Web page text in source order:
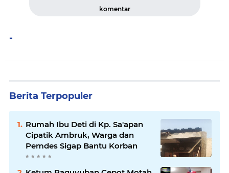
komentar
-
Berita Terpopuler
Rumah Ibu Deti di Kp. Sa'apan
Cipatik Ambruk, Warga dan
Pemdes Sigap Bantu Korban